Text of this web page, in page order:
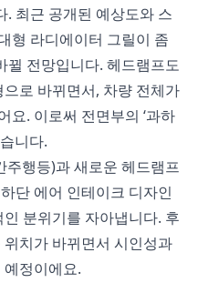
. 최근 공개된 예상도와 스
형 라디에이터 그릴이 좀
뀔 전망입니다. 헤드램프도
로 바뀌면서, 차량 전체가
요. 이로써 전면부의 ‘과하
니다.
주행등)과 새로운 헤드램프
단 에어 인테이크 디자인
분위기를 자아냅니다. 후
치가 바뀌면서 시인성과
정이에요.